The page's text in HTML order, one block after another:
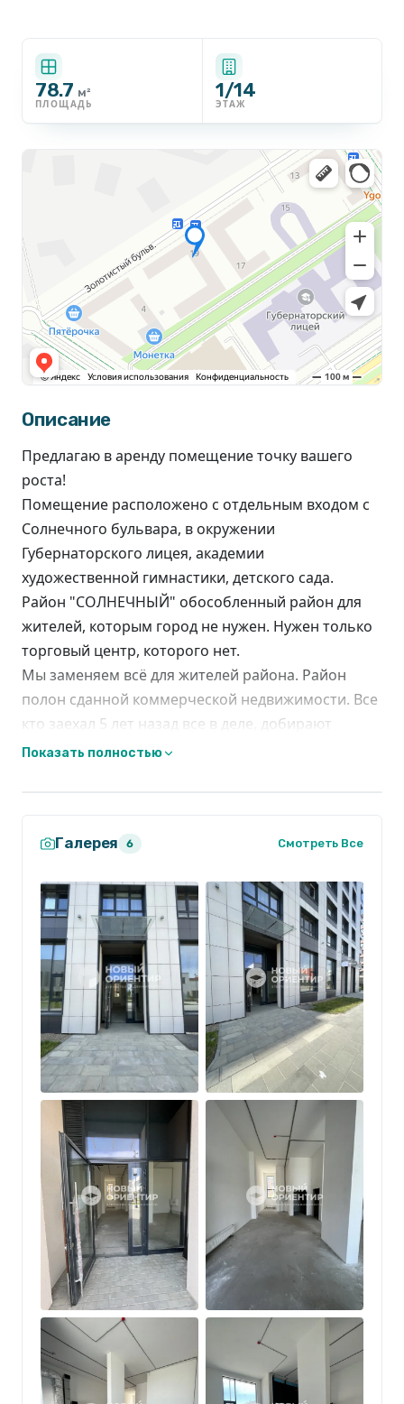
78.7 м²
ПЛОЩАДЬ
1/14
ЭТАЖ
Описание
Предлагаю в аренду помещение точку вашего
роста!
Помещение расположено с отдельным входом с
Солнечного бульвара, в окружении
Губернаторского лицея, академии
художественной гимнастики, детского сада.
Район "СОЛНЕЧНЫЙ" обособленный район для
жителей, которым город не нужен. Нужен только
торговый центр, которого нет.
Мы заменяем всё для жителей района. Район
полон сданной коммерческой недвижимости. Все
кто заехал 5 лет назад все в деле, добирают
помещения ещё, открывают вторые, третьи
Встречаем тепло!
Показать полностью
Галерея 6 Смотреть Все